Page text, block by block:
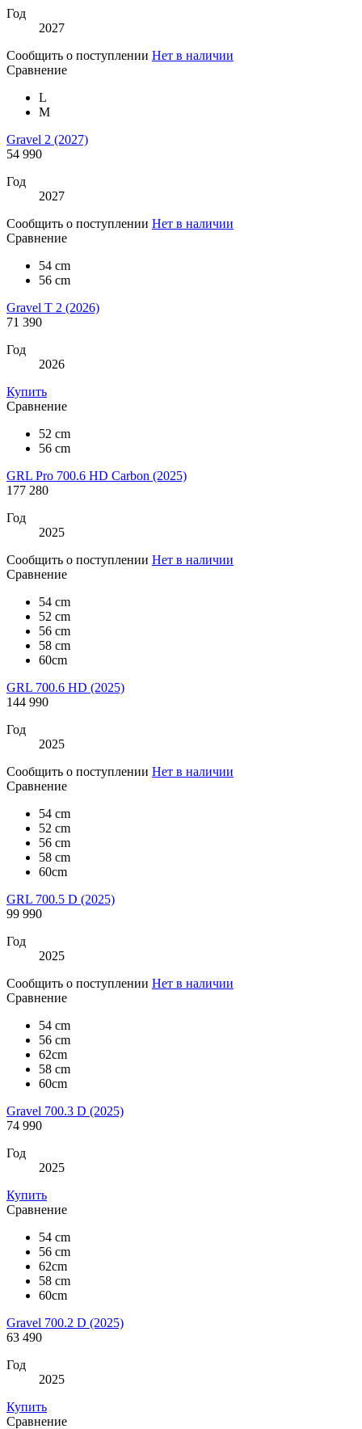
Год
2027
Сообщить о поступлении Нет в наличии
Сравнение
L
M
Gravel 2 (2027)
54 990
Год
2027
Сообщить о поступлении Нет в наличии
Сравнение
54 cm
56 cm
Gravel T 2 (2026)
71 390
Год
2026
Купить
Сравнение
52 cm
56 cm
GRL Pro 700.6 HD Carbon (2025)
177 280
Год
2025
Сообщить о поступлении Нет в наличии
Сравнение
54 cm
52 cm
56 cm
58 cm
60cm
GRL 700.6 HD (2025)
144 990
Год
2025
Сообщить о поступлении Нет в наличии
Сравнение
54 cm
52 cm
56 cm
58 cm
60cm
GRL 700.5 D (2025)
99 990
Год
2025
Сообщить о поступлении Нет в наличии
Сравнение
54 cm
56 cm
62cm
58 cm
60cm
Gravel 700.3 D (2025)
74 990
Год
2025
Купить
Сравнение
54 cm
56 cm
62cm
58 cm
60cm
Gravel 700.2 D (2025)
63 490
Год
2025
Купить
Сравнение